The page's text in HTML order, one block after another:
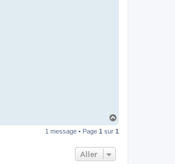
u
1 message • Page 1 sur 1
Aller